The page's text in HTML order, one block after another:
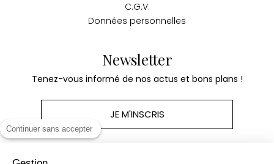
Continuer sans accepter
C.G.V.
Données personnelles
Newsletter
Tenez-vous informé de nos actus et bons plans !
JE M'INSCRIS